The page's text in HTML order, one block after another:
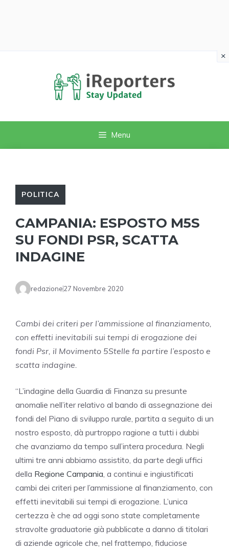
Menu
POLITICA
CAMPANIA: ESPOSTO M5S
SU FONDI PSR, SCATTA
INDAGINE
redazione27 Novembre 2020
Cambi dei criteri per l’ammissione al finanziamento,
con effetti inevitabili sui tempi di erogazione dei
fondi Psr, il Movimento 5Stelle fa partire l’esposto e
scatta indagine.
“L’indagine della Guardia di Finanza su presunte
anomalie nell’iter relativo al bando di assegnazione dei
fondi del Piano di sviluppo rurale, partita a seguito di un
nostro esposto, dà purtroppo ragione a tutti i dubbi
che avanziamo da tempo sull’intera procedura. Negli
ultimi tre anni abbiamo assistito, da parte degli uffici
della Regione Campania, a continui e ingiustificati
cambi dei criteri per l’ammissione al finanziamento, con
effetti inevitabili sui tempi di erogazione. L’unica
certezza è che ad oggi sono state completamente
stravolte graduatorie già pubblicate a danno di titolari
di aziende agricole che, nel frattempo, fiduciose
×